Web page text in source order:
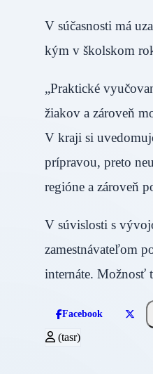
V súčasnosti má
kým v školskom
„Praktické
žiakov a zároveň
V kraji si
prípravou, preto
regióne a zároveň
V súvislosti s
zamestnávateľom
internáte. Možnosť
Facebook
(tasr)